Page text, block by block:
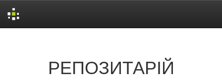
РЕПОЗИТАРІЙ